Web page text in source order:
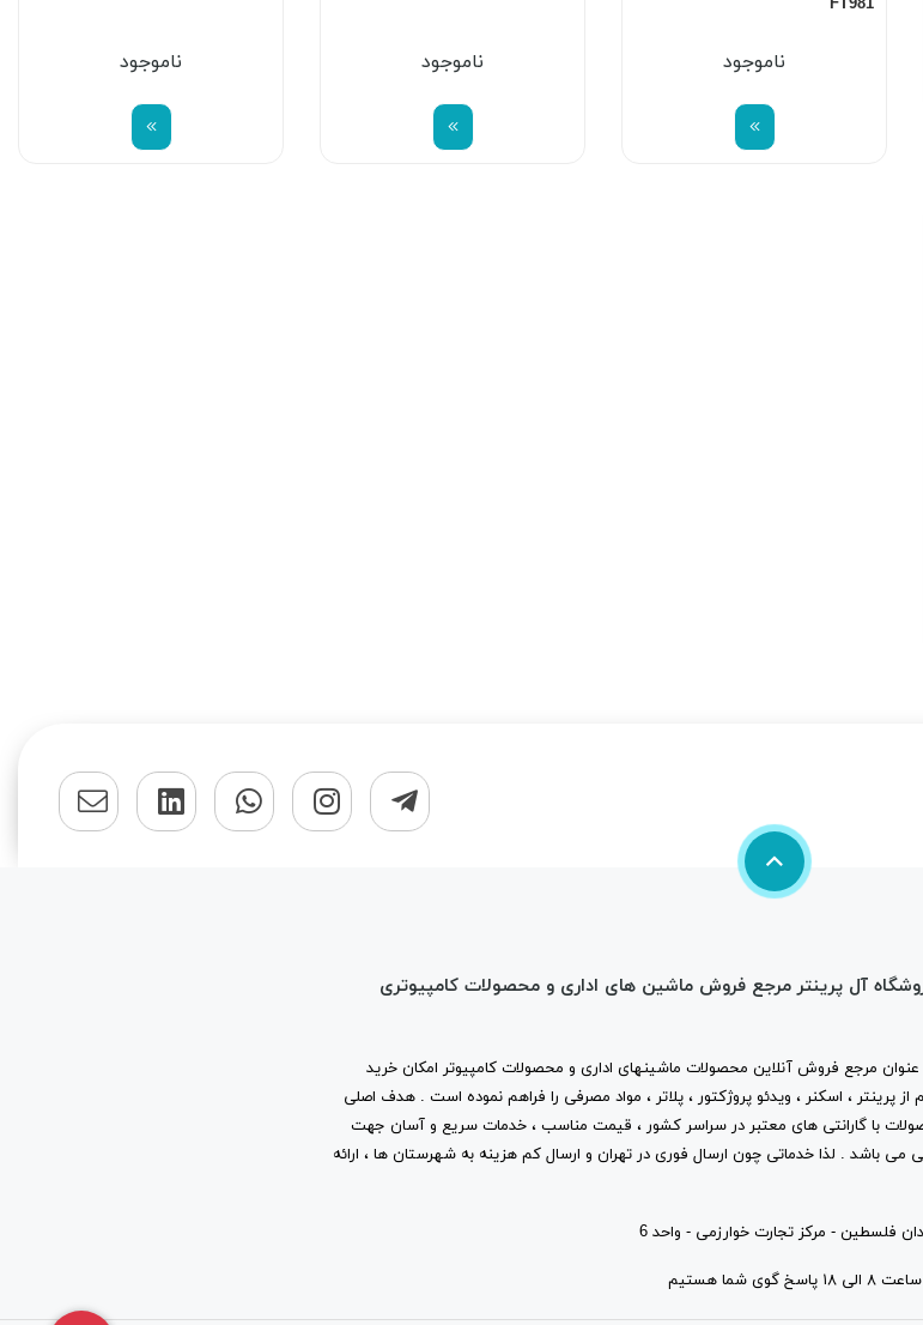
FT981
ناموجود ناموجود ناموجود
آل پرینتر مرجع فروش ماشین های اداری و محصولات کامپیوتری
عنوان مرجع فروش آنلاین محصولات ماشینهای اداری و محصولات کامپیوتر امکان خرید
از پرینتر ، اسکنر ، ویدئو پروژکتور ، پلاتر ، مواد مصرفی را فراهم نموده است . هدف اصلی
با گارانتی های معتبر در سراسر کشور ، قیمت مناسب ، خدمات سریع و آسان جهت
می باشد . لذا خدماتی چون ارسال فوری در تهران و ارسال کم هزینه به شهرستان ها ، ارائه
فلسطین - مرکز تجارت خوارزمی - واحد 6
شما هستیم